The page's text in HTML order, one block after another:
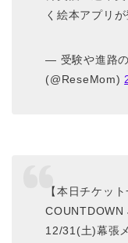
く絵本アプリ
— 受験や進路の
(@ReseMom)
【本日チケッ
12/31(土)幕張